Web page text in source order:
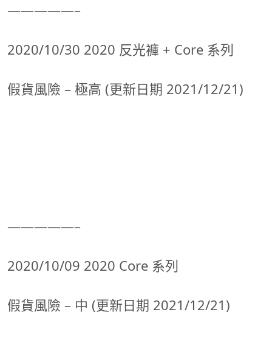
—————–
2020/10/30 2020 反光褲 + Core 系列
假貨風險 – 極高 (更新日期 2021/12/21)
—————–
2020/10/09 2020 Core 系列
假貨風險 – 中 (更新日期 2021/12/21)